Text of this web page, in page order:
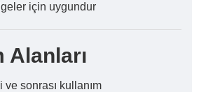
için uygundur
Alanları
ve sonrası kullanım